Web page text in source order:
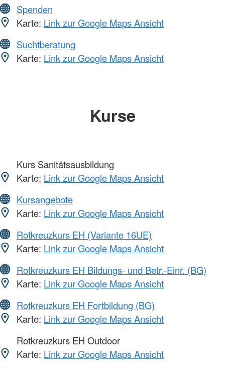
Spenden
Karte: Link zur Google Maps Ansicht
Suchtberatung
Karte: Link zur Google Maps Ansicht
Kurse
Kurs Sanitätsausbildung
Karte: Link zur Google Maps Ansicht
Kursangebote
Karte: Link zur Google Maps Ansicht
Rotkreuzkurs EH (Variante 16UE)
Karte: Link zur Google Maps Ansicht
Rotkreuzkurs EH Bildungs- und Betr.-Einr. (BG)
Karte: Link zur Google Maps Ansicht
Rotkreuzkurs EH Fortbildung (BG)
Karte: Link zur Google Maps Ansicht
Rotkreuzkurs EH Outdoor
Karte: Link zur Google Maps Ansicht